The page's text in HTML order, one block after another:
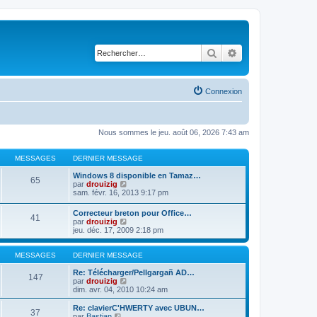
Rechercher
Connexion
Nous sommes le jeu. août 06, 2026 7:43 am
MESSAGES DERNIER MESSAGE
65
Windows 8 disponible en Tamaz…
par drouizig
o
u
l
t
e
r
l
d
e
r
n
i
sam. févr. 16, 2013 9:17 pm
41
Correcteur breton pour Office…
par drouizig
o
n
s
u
l
t
r
l
e
jeu. déc. 17, 2009 2:18 pm
MESSAGES DERNIER MESSAGE
147
Re: Télécharger/Pellgargañ AD…
par drouizig
o
n
s
dim. avr. 04, 2010 10:24 am
37
Re: clavierC'HWERTY avec UBUN…